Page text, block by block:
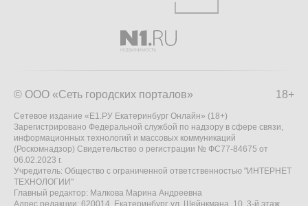
18+
© ООО «Сеть городских порталов»
Сетевое издание «Е1.РУ Екатеринбург Онлайн» (18+)
Зарегистрировано Федеральной службой по надзору в сфере связи,
информационных технологий и массовых коммуникаций
(Роскомнадзор) Свидетельство о регистрации № ФС77-84675 от
06.02.2023 г.
Учредитель: Общество с ограниченной ответственностью "ИНТЕРНЕТ
ТЕХНОЛОГИИ"
Главный редактор: Малкова Марина Андреевна
Адрес редакции: 620014, Екатеринбург, ул. Шейнкмана, 10, 3-й этаж,